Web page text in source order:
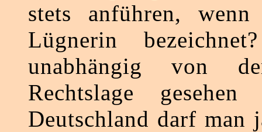
stets anführen,
Lügnerin
unabhängig von
Rechtslage
Deutschland darf man